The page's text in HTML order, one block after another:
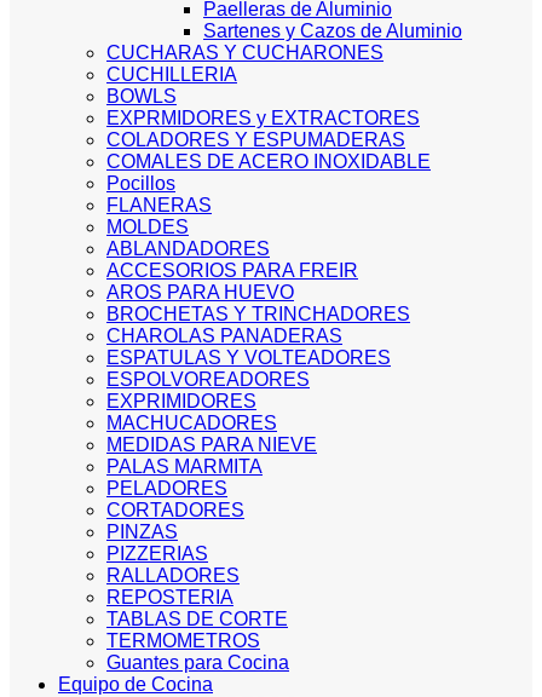
Paelleras de Aluminio
Sartenes y Cazos de Aluminio
CUCHARAS Y CUCHARONES
CUCHILLERIA
BOWLS
EXPRMIDORES y EXTRACTORES
COLADORES Y ESPUMADERAS
COMALES DE ACERO INOXIDABLE
Pocillos
FLANERAS
MOLDES
ABLANDADORES
ACCESORIOS PARA FREIR
AROS PARA HUEVO
BROCHETAS Y TRINCHADORES
CHAROLAS PANADERAS
ESPATULAS Y VOLTEADORES
ESPOLVOREADORES
EXPRIMIDORES
MACHUCADORES
MEDIDAS PARA NIEVE
PALAS MARMITA
PELADORES
CORTADORES
PINZAS
PIZZERIAS
RALLADORES
REPOSTERIA
TABLAS DE CORTE
TERMOMETROS
Guantes para Cocina
Equipo de Cocina